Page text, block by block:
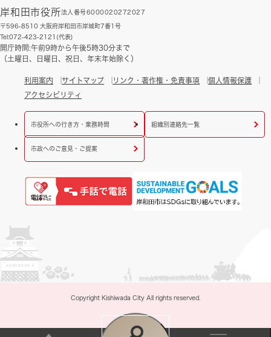
岸和田市役所法人番号6000020272027
〒596-8510 大阪府岸和田市岸城町7番1号
Tel:072-423-2121(代表)
開庁時間:午前9時から午後5時30分まで
（土曜日、日曜日、祝日、年末年始除く）
利用案内 サイトマップ リンク・著作権・免責事項
個人情報保護
アクセシビリティ
市役所への行き方・業務時間 組織別連絡先一覧
市政へのご意見・ご提案
Copyright Kishiwada City All rights reserved.